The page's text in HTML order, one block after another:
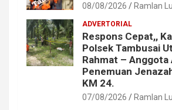
08/08/2026 Ramlan
ADVERTORIAL
Respons Cepat,,
Polsek Tambusai
Rahmat – Anggota
Penemuan
KM 24.
07/08/2026 Ramlan